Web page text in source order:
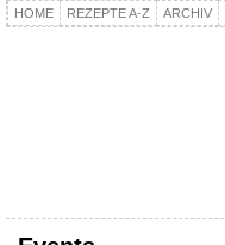
HOME REZEPTE A-Z ARCHIV